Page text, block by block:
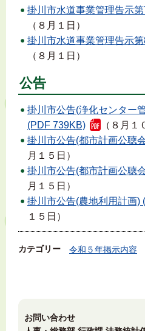
掛川市水道事業管理告示
（８月１日）
掛川市水道事業管理告示
（８月１日）
公告
掛川市公告(浄化センター
(PDF 739KB)
（８月１
掛川市公告(都市計画公聴
月１５日）
掛川市公告(都市計画公聴
月１５日）
掛川市公告(農地利用計画)
１５日）
カテゴリー 令和５年掲示内容
お問い合わせ